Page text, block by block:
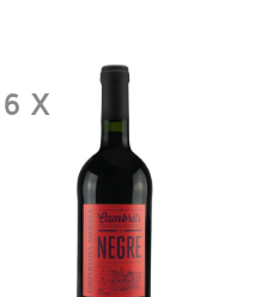
6 X